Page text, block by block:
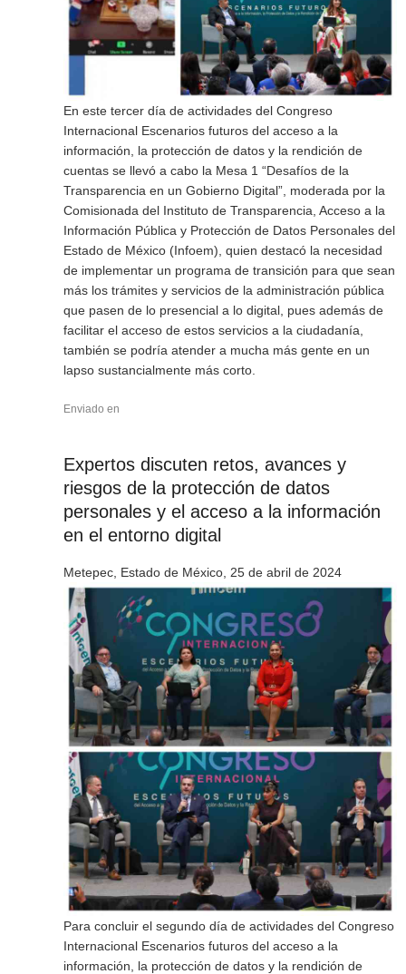
En este tercer día de actividades del Congreso
Internacional Escenarios futuros del acceso a la
información, la protección de datos y la rendición de
cuentas se llevó a cabo la Mesa 1 “Desafíos de la
Transparencia en un Gobierno Digital”, moderada por la
Comisionada del Instituto de Transparencia, Acceso a la
Información Pública y Protección de Datos Personales del
Estado de México (Infoem), quien destacó la necesidad
de implementar un programa de transición para que sean
más los trámites y servicios de la administración pública
que pasen de lo presencial a lo digital, pues además de
facilitar el acceso de estos servicios a la ciudadanía,
también se podría atender a mucha más gente en un
lapso sustancialmente más corto.
Enviado en
Expertos discuten retos, avances y
riesgos de la protección de datos
personales y el acceso a la información
en el entorno digital
Metepec, Estado de México, 25 de abril de 2024
Para concluir el segundo día de actividades del Congreso
Internacional Escenarios futuros del acceso a la
información, la protección de datos y la rendición de